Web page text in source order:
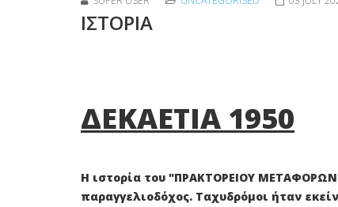
ΙΣΤΟΡΙΑ
ΔΕΚΑΕΤΙΑ 1950
Η ιστορία του "ΠΡΑΚΤΟΡΕΙΟΥ ΜΕΤΑΦΟΡΩΝ
παραγγελιοδόχος. Ταχυδρόμοι ήταν